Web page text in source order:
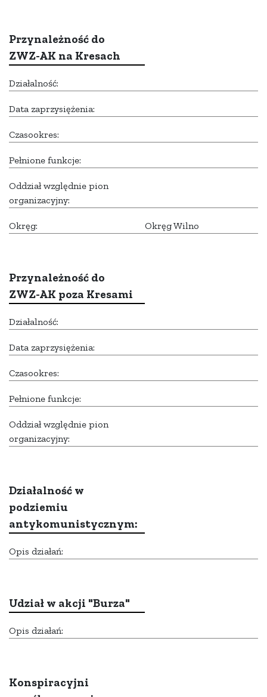
Przynależność do
ZWZ-AK na Kresach
Działalność:
Data zaprzysiężenia:
Czasookres:
Pełnione funkcje:
Oddział względnie pion
organizacyjny:
Okręg: Okręg Wilno
Przynależność do
ZWZ-AK poza Kresami
Działalność:
Data zaprzysiężenia:
Czasookres:
Pełnione funkcje:
Oddział względnie pion
organizacyjny:
Działalność w
podziemiu
antykomunistycznym:
Opis działań:
Udział w akcji "Burza"
Opis działań:
Konspiracyjni